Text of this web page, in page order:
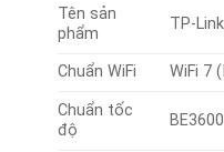
Tên sản
phẩm
TP-
Chuẩn WiFi WiFi 7
Chuẩn tốc
độ